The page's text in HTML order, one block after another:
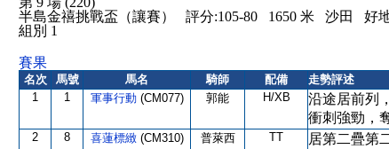
半島金禧挑戰盃（讓賽） 評分:105-80 1650 米 沙田 好
組別 1
賽果
名次 馬號 馬名 騎師 配備
走勢評述
1
1 軍事行動 (CM077) 郭能 H/XB
沿途居前列
衝刺強勁，
2 8 喜蓮標緻 (CM310) 普萊西 TT
居第二疊第